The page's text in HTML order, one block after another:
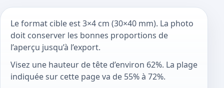
Le format cible est 3×4 cm (30×40 mm). La photo
doit conserver les bonnes proportions de
l’aperçu jusqu’à l’export.
Visez une hauteur de tête d’environ 62%. La plage
indiquée sur cette page va de 55% à 72%.